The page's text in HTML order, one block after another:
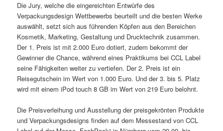
Die Jury, welche die eingereichten Entwürfe des
Verpackungsdesign Wettbewerbs beurteilt und die besten Werke
auswählt, setzt sich aus führenden Köpfen aus den Bereichen
Kosmetik, Marketing, Gestaltung und Drucktechnik zusammen.
Der 1. Preis ist mit 2.000 Euro dotiert, zudem bekommt der
Gewinner die Chance, während eines Praktikums bei CCL Label
seine Fähigkeiten weiter zu vertiefen. Der 2. Preis ist ein
Reisegutschein im Wert von 1.000 Euro. Und der 3. bis 5. Platz
wird mit einem iPod touch 8 GB im Wert von 219 Euro belohnt.
Die Preisverleihung und Ausstellung der preisgekrönten Produkte
und Verpackungsdesigns finden auf dem Messestand von CCL